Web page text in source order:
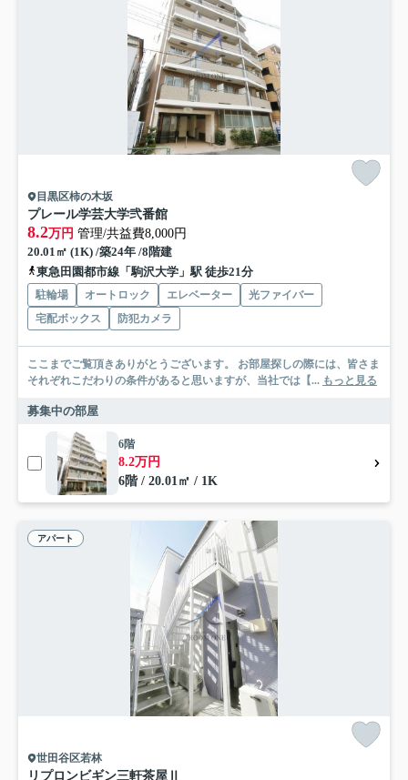
目黒区柿の木坂
プレール学芸大学弐番館
8.2万円 管理/共益費8,000円
20.01㎡ (1K) /築24年 /8階建
東急田園都市線「駒沢大学」駅 徒歩21分
駐輪場 オートロック エレベーター
光ファイバー
宅配ボックス
防犯カメラ
ここまでご覧頂きありがとうございます。 お部屋探しの際には、皆さま
それぞれこだわりの条件があると思いますが、当社では【... もっと見る
募集中の部屋
6階
8.2万円
6階 / 20.01㎡ / 1K
アパート
世田谷区若林
リプロンビギン三軒茶屋Ⅱ